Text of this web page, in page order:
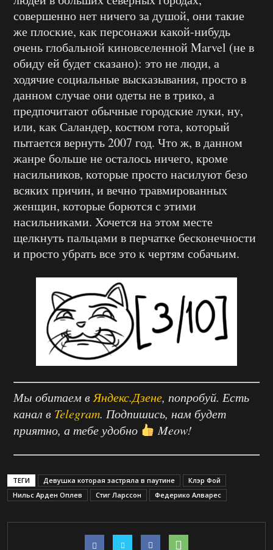
совершенно нет ничего за душой, они такие
же плоские, как персонажи какой-нибудь
очень глобальной киновселенной Marvel (не в
обиду ей будет сказано): это не люди, а
ходячие социальные высказывания, просто в
данном случае они одеты не в трико, а
предпочитают обычные городские луки, ну,
или, как Саландер, костюм гота, который
пытается вернуть 2007 год. Что ж, в данном
жанре больше не осталось ничего, кроме
насильников, которые просто насилуют безо
всяких причин, и вечно травмированных
женщин, которые борются с этими
насильниками. Хочется на этом месте
щелкнуть пальцами в перчатке бесконечности
и просто убрать все это к чертям собачьим.
Мы обитаем вЯндекс.Дзене, попробуй. Есть
канал в Telegram. Подпишись, нам будет
приятно, а тебе удобно
Meow!
ТЕГИ Девушка которая застряла в паутине
Клэр Фой
Нильс Арден Оплев
Стиг Ларссон Федерико Алварес